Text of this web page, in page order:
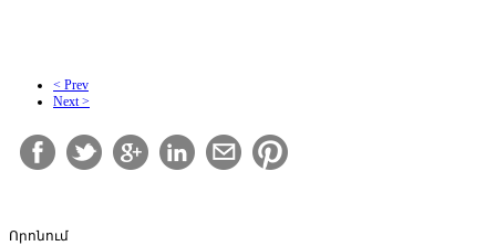
< Prev
Next >
Որոնում